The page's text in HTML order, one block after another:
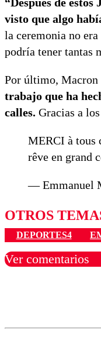
visto que algo
la ceremonia no
podría tener tantas
Por último, Macron
trabajo que ha
calles. Gracias a
MERCI à tous
rêve en grand
— Emmanuel
OTROS
DEPORTES4
Ver comentarios